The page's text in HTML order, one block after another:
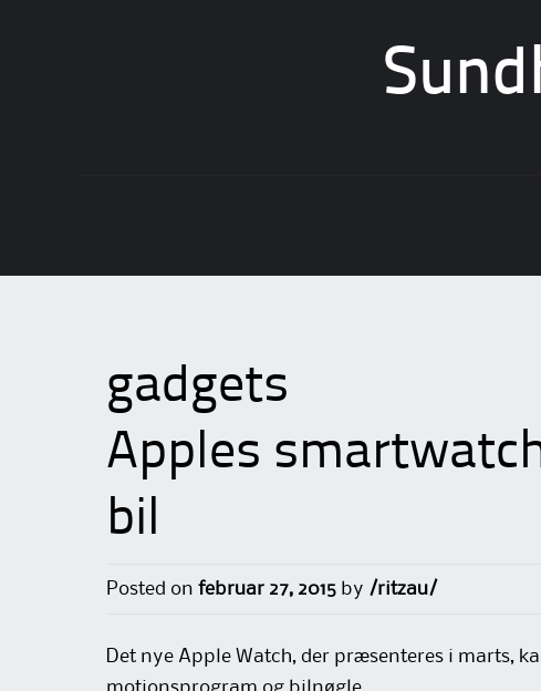
content
gadgets
Apples
bil
Posted on februar 27, 2015 by /ritzau/
Det nye Apple Watch, der præsenteres i marts,